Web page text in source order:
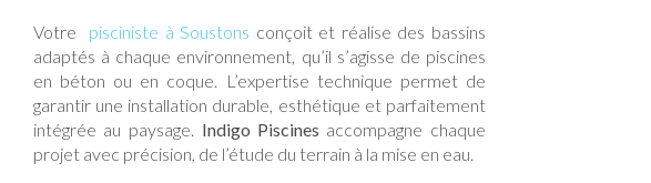
Votre pisciniste à Soustons conçoit et réalise des bassins
adaptés à chaque environnement, qu’il s’agisse de piscines
en béton ou en coque. L’expertise technique permet de
garantir une installation durable, esthétique et parfaitement
intégrée au paysage. Indigo Piscines accompagne chaque
projet avec précision, de l’étude du terrain à la mise en eau.